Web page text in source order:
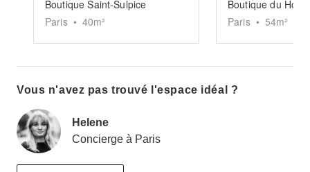
Boutique Saint-Sulpice
Paris • 40m²
Boutique du
Paris • 54m²
Vous n'avez pas trouvé l'espace idéal ?
Helene
Concierge à Paris